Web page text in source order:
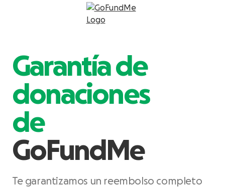
Garantía de
donaciones
de
GoFundMe
Te garantizamos un reembolso completo